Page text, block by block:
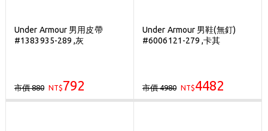
Under Armour 男用皮帶
#1383935-289 ,灰
市價 880 NT$792
Under Armour 男鞋(無釘)
#6006121-279 ,卡其
市價 4980 NT$4482